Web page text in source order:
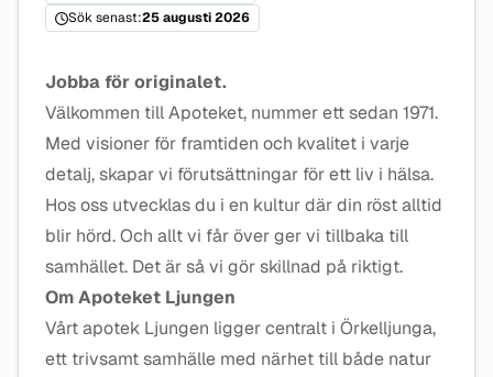
Sök senast:25 augusti 2026
Jobba för originalet.
Välkommen till Apoteket, nummer ett sedan 1971.
Med visioner för framtiden och kvalitet i varje
detalj, skapar vi förutsättningar för ett liv i hälsa.
Hos oss utvecklas du i en kultur där din röst alltid
blir hörd. Och allt vi får över ger vi tillbaka till
samhället. Det är så vi gör skillnad på riktigt.
Om Apoteket Ljungen
Vårt apotek Ljungen ligger centralt i Örkelljunga,
ett trivsamt samhälle med närhet till både natur